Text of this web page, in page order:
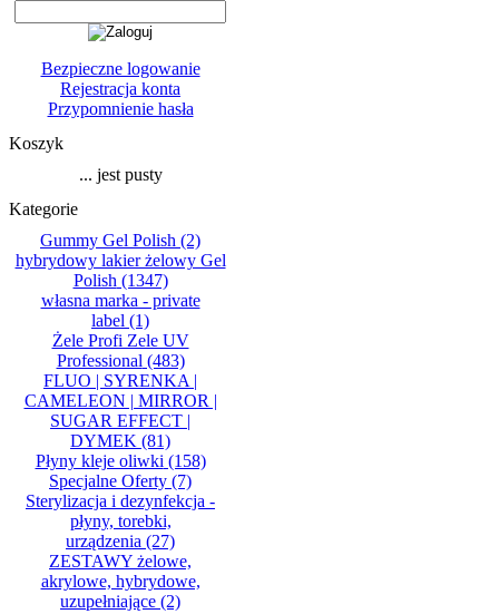
Bezpieczne logowanie
Rejestracja konta
Przypomnienie hasła
Koszyk
... jest pusty
Kategorie
Gummy Gel Polish (2)
hybrydowy lakier żelowy Gel
Polish (1347)
własna marka - private
label (1)
Żele Profi Zele UV
Professional (483)
FLUO | SYRENKA |
CAMELEON | MIRROR |
SUGAR EFFECT |
DYMEK (81)
Płyny kleje oliwki (158)
Specjalne Oferty (7)
Sterylizacja i dezynfekcja -
płyny, torebki,
urządzenia (27)
ZESTAWY żelowe,
akrylowe, hybrydowe,
uzupełniające (2)